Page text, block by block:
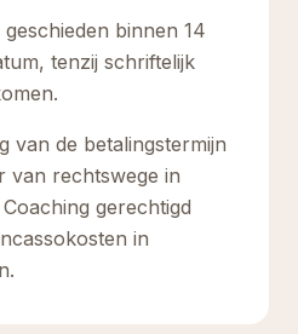
binnen 14
tenzij schriftelijk
van de betalingstermijn
van rechtswege in
gerechtigd
in